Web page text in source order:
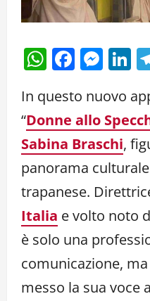
In questo nuovo
“Donne allo
Sabina Braschi,
panorama
trapanese.
Italia e volto noto
è solo una
comunicazione,
messo la sua voce